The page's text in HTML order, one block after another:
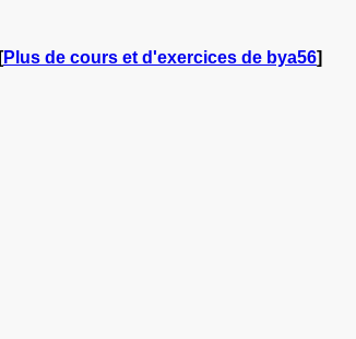
[Plus de cours et d'exercices de bya56]